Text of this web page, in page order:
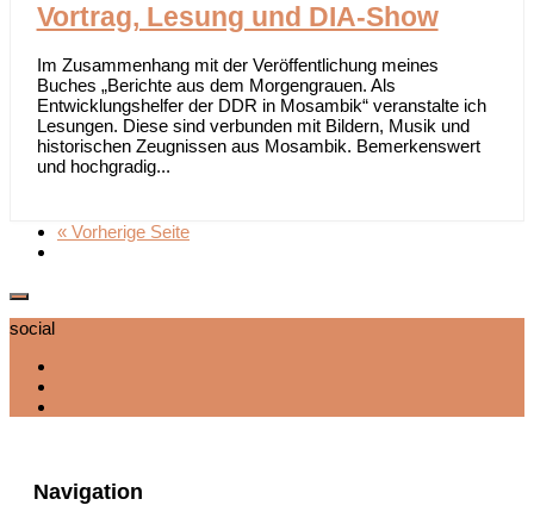
Vortrag, Lesung und DIA-Show
Im Zusammenhang mit der Veröffentlichung meines
Buches „Berichte aus dem Morgengrauen. Als
Entwicklungshelfer der DDR in Mosambik“ veranstalte ich
Lesungen. Diese sind verbunden mit Bildern, Musik und
historischen Zeugnissen aus Mosambik. Bemerkenswert
und hochgradig...
« Vorherige Seite
social
Navigation